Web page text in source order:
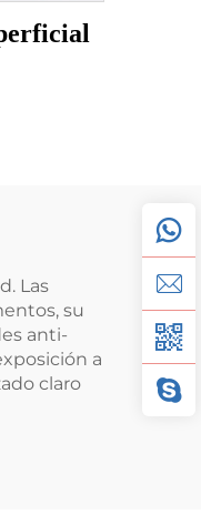
Las
su
anti-
a
claro